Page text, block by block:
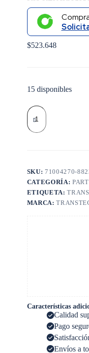
$523.648
15 disponibles
KIT
REPARACION
CAJA
DIREC
cantidad
SKU: 71004270-
CATEGORÍA:
ETIQUETA:
MARCA:
Características
Calidad
Pago
Envíos a